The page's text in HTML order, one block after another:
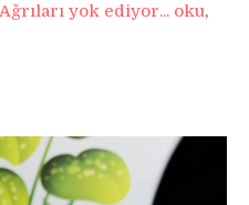
yok ediyor... oku,